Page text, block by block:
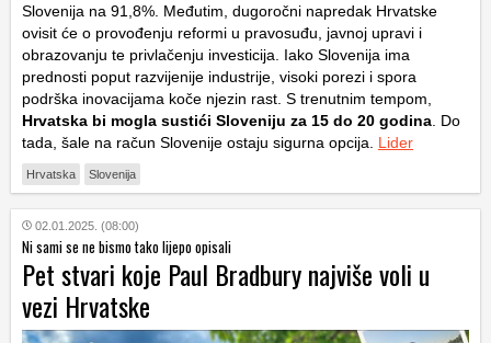
Slovenija na 91,8%. Međutim, dugoročni napredak Hrvatske
ovisit će o provođenju reformi u pravosuđu, javnoj upravi i
obrazovanju te privlačenju investicija. Iako Slovenija ima
prednosti poput razvijenije industrije, visoki porezi i spora
podrška inovacijama koče njezin rast. S trenutnim tempom,
Hrvatska bi mogla sustići Sloveniju za 15 do 20 godina . Do
tada, šale na račun Slovenije ostaju sigurna opcija. Lider
Hrvatska Slovenija
02.01.2025. (08:00)
Ni sami se ne bismo tako lijepo opisali
Pet stvari koje Paul Bradbury najviše voli u
vezi Hrvatske